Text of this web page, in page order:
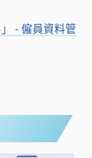
- 僱員資料管